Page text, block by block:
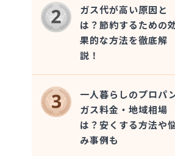
ガス代が高い原因と
は？節約するための
果的な方法を徹底解
説！
一人暮らしのプロパ
ガス料金・地域相場
は？安くする方法や
み事例も